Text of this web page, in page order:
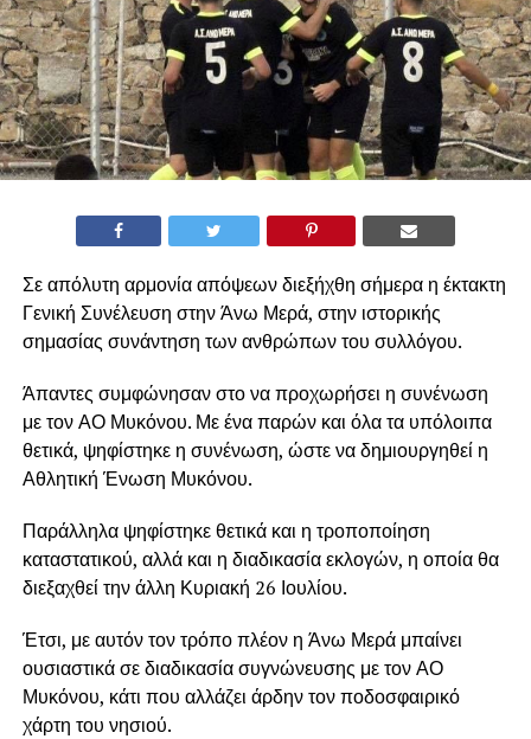
Σε απόλυτη αρμονία απόψεων διεξήχθη σήμερα η έκτακτη
Γενική Συνέλευση στην Άνω Μερά, στην ιστορικής
σημασίας συνάντηση των ανθρώπων του συλλόγου.
Άπαντες συμφώνησαν στο να προχωρήσει η συνένωση
με τον ΑΟ Μυκόνου. Με ένα παρών και όλα τα υπόλοιπα
θετικά, ψηφίστηκε η συνένωση, ώστε να δημιουργηθεί η
Αθλητική Ένωση Μυκόνου.
Παράλληλα ψηφίστηκε θετικά και η τροποποίηση
καταστατικού, αλλά και η διαδικασία εκλογών, η οποία θα
διεξαχθεί την άλλη Κυριακή 26 Ιουλίου.
Έτσι, με αυτόν τον τρόπο πλέον η Άνω Μερά μπαίνει
ουσιαστικά σε διαδικασία συγνώνευσης με τον ΑΟ
Μυκόνου, κάτι που αλλάζει άρδην τον ποδοσφαιρικό
χάρτη του νησιού.